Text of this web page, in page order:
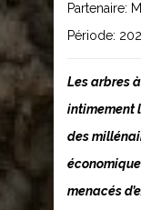
Partenaire:
Période:
Les arbres
intimement
des
menacés